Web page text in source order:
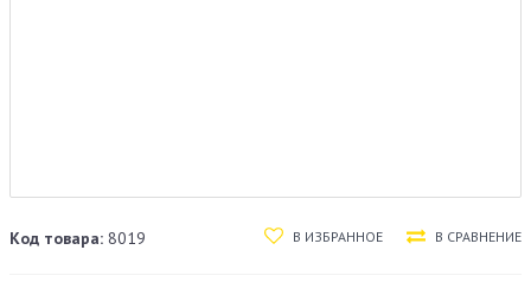
Код товара: 8019 В ИЗБРАННОЕ В СРАВНЕНИЕ